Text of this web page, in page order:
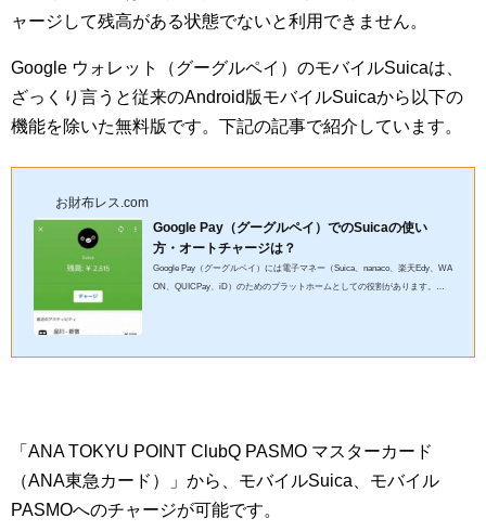
ャージして残高がある状態でないと利用できません。
Google ウォレット（グーグルペイ）のモバイルSuicaは、
ざっくり言うと従来のAndroid版モバイルSuicaから以下の
機能を除いた無料版です。下記の記事で紹介しています。
お財布レス.com
Google Pay（グーグルペイ）でのSuicaの使い
方・オートチャージは？
Google Pay（グーグルペイ）には電子マネー（Suica、nanaco、楽天Edy、WA
ON、QUICPay、iD）のためのプラットホームとしての役割があります。そ
「ANA TOKYU POINT ClubQ PASMO マスターカード
（ANA東急カード）」から、モバイルSuica、モバイル
PASMOへのチャージが可能です。